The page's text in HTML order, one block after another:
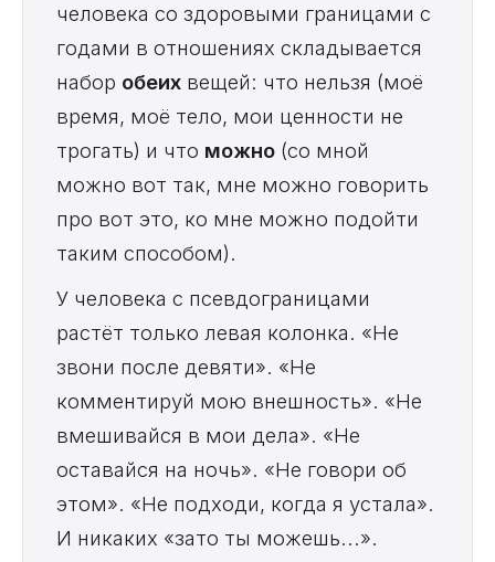
человека со здоровыми границами с
годами в отношениях складывается
набор обеих вещей: что нельзя (моё
время, моё тело, мои ценности не
трогать) и что можно (со мной
можно вот так, мне можно говорить
про вот это, ко мне можно подойти
таким способом).
У человека с псевдограницами
растёт только левая колонка. «Не
звони после девяти». «Не
комментируй мою внешность». «Не
вмешивайся в мои дела». «Не
оставайся на ночь». «Не говори об
этом». «Не подходи, когда я устала».
И никаких «зато ты можешь...».